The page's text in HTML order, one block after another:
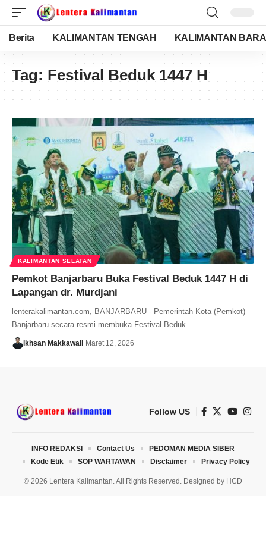
Berita KALIMANTAN TENGAH KALIMANTAN
Tag: Festival Beduk 1447 H
KALIMANTAN SELATAN
Pemkot Banjarbaru Buka Festival Beduk 1447 H di
Lapangan dr. Murdjani
lenterakalimantan.com, BANJARBARU - Pemerintah Kota (Pemkot)
Banjarbaru secara resmi membuka Festival Beduk…
Ikhsan Makkawali Maret 12, 2026
Follow US
© 2026 Lentera Kalimantan. All Rights Reserved. Designed by HCD
INFO REDAKSI Contact Us
PEDOMAN MEDIA SIBER
Kode Etik
SOP WARTAWAN Disclaimer Privacy Policy